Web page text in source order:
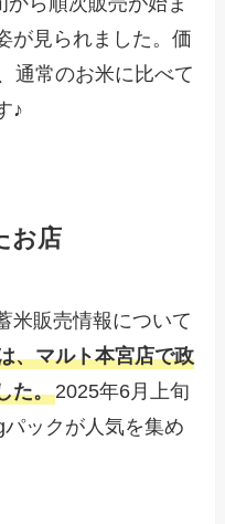
が見られました。価
通常のお米に比べて
♪
お店
米販売情報について
、マルト本宮店で政
た。2025年6月上旬
ックが人気を集め